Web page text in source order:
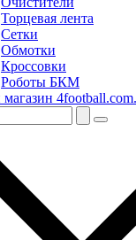
Торцевая лента
Сетки
Обмотки
Кроссовки
Роботы БКМ